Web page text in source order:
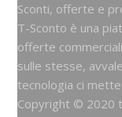
Sconti, offerte e
T-Sconto è una
offerte
sulle stesse,
tecnologia ci
Copyright © 2020